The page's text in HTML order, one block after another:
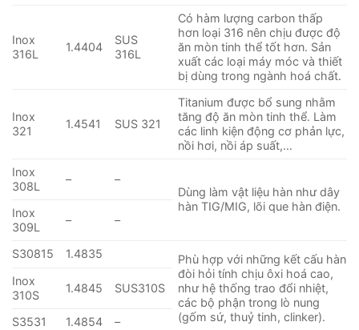
Inox
316L
1.4404
SUS
316L
Có hàm lượng carbon thấp
hơn loại 316 nên chịu được độ
ăn mòn tinh thể tốt hơn. Sản
xuất các loại máy móc và thiết
bị dùng trong ngành hoá chất.
Inox
321
1.4541 SUS 321
Titanium được bổ sung nhằm
tăng độ ăn mòn tinh thể. Làm
các linh kiện động cơ phản lực,
nồi hơi, nồi áp suất,…
Inox
308L
–
–
Dùng làm vật liệu hàn như dây
hàn TIG/MIG, lõi que hàn điện.
Inox
309L
– –
S30815 1.4835
Phù hợp với những kết cấu hàn
đòi hỏi tính chịu ôxi hoá cao,
như hệ thống trao đổi nhiệt,
các bộ phận trong lò nung
(gốm sứ, thuỷ tinh, clinker).
Inox
310S
1.4845 SUS310S
S3531 1.4854 –